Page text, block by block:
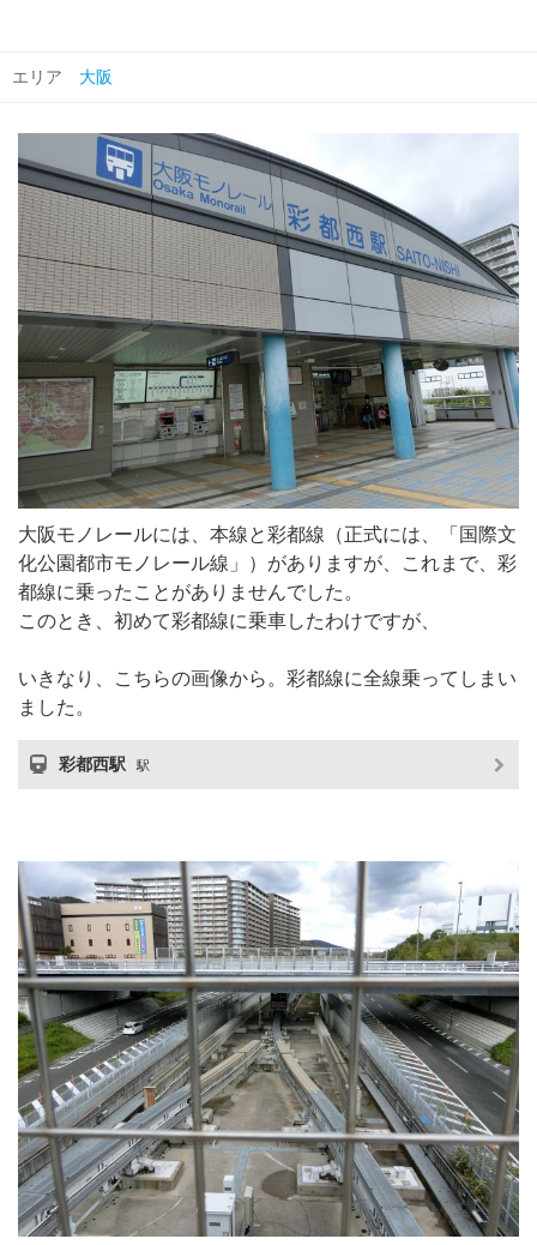
エリア 大阪
大阪モノレールには、本線と彩都線（正式には、「国際文
化公園都市モノレール線」）がありますが、これまで、彩
都線に乗ったことがありませんでした。
このとき、初めて彩都線に乗車したわけですが、
いきなり、こちらの画像から。彩都線に全線乗ってしまい
ました。
彩都西駅 駅